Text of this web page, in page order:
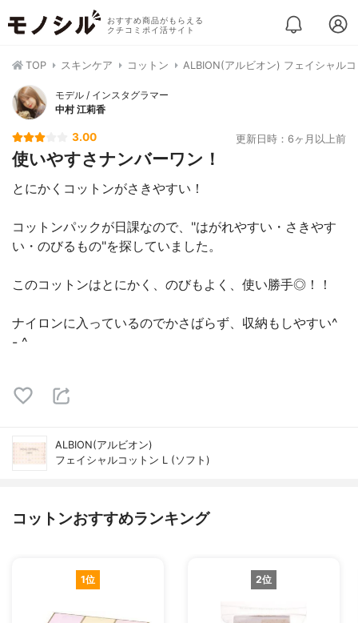
おすすめ商品がもらえる
クチコミポイ活サイト
TOP スキンケア コットン ALBION(アルビオン) フェイシャル
モデル / インスタグラマー
中村 江莉香
3.00 更新日時：6ヶ月以上前
使いやすさナンバーワン！
とにかくコットンがさきやすい！
コットンパックが日課なので、"はがれやすい・さきやす
い・のびるもの"を探していました。
このコットンはとにかく、のびもよく、使い勝手◎！！
ナイロンに入っているのでかさばらず、収納もしやすい^
- ^
ALBION(アルビオン)
フェイシャルコットン L (ソフト)
コットンおすすめランキング
1位 2位